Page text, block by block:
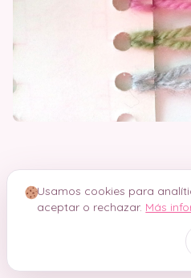
Utiliza muestras
Usamos cookies para
aceptar o rechazar. Más